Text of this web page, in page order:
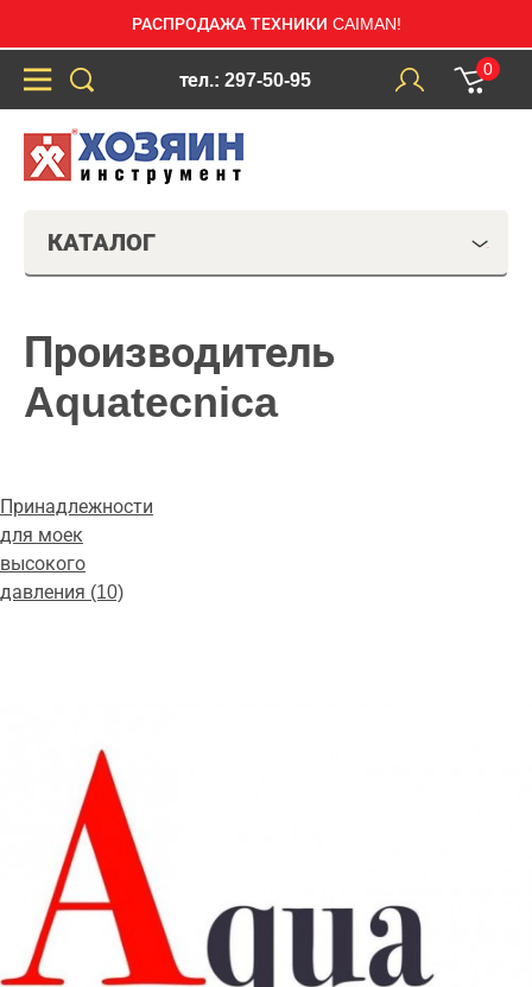
РАСПРОДАЖА ТЕХНИКИ CAIMAN!
тел.: 297-50-95
0
КАТАЛОГ
Производитель
Aquatecnica
Принадлежности
для моек
высокого
давления (10)